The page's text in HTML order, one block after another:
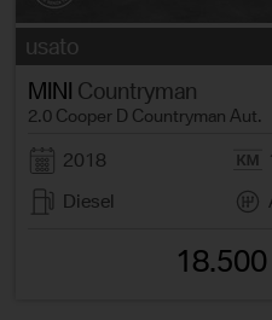
usato
MINI Countryman
2.0 Cooper D Countryman Aut.
2018
Diesel